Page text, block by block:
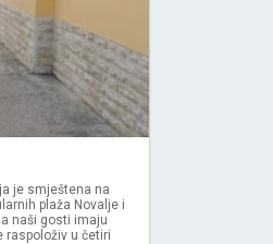
je smještena na
plaža Novalje i
naši gosti imaju
raspoloživ u četiri